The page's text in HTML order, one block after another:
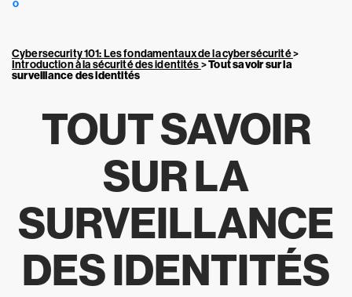
Cybersecurity 101: Les fondamentaux de la cybersécurité>
Introduction à la sécurité des identités>Tout savoir sur la
surveillance des identités
TOUT SAVOIR
SUR LA
SURVEILLANCE
DES IDENTITÉS